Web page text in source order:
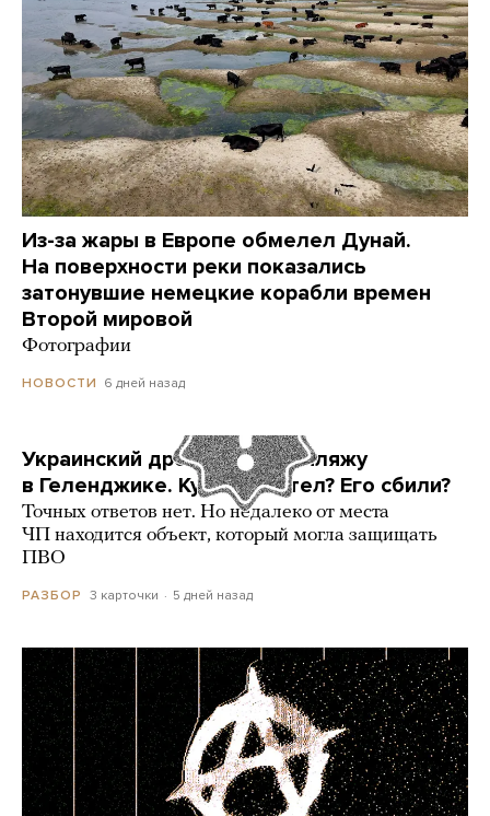
Из-за жары в Европе обмелел Дунай.
На поверхности реки показались
затонувшие немецкие корабли времен
Второй мировой
Фотографии
НОВОСТИ 6 дней назад
Украинский дрон попал по пляжу
в Геленджике. Куда он летел? Его сбили?
Точных ответов нет. Но недалеко от места
ЧП находится объект, который могла защищать
ПВО
РАЗБОР 3 карточки 5 дней назад